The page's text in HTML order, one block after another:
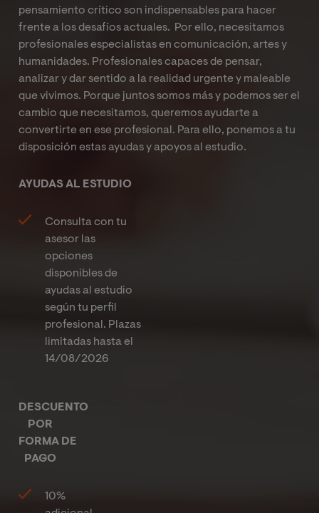
pensamiento crítico son indispensables para hacer
frente a los desafíos actuales. Por ello, necesitamos
profesionales especialistas en comunicación, artes y
humanidades. Profesionales capaces de pensar,
analizar y dar sentido a la realidad urgente y maleable
que vivimos. Porque juntos somos más y podemos ser el
cambio que necesitamos, queremos ayudarte a
convertirte en ese profesional. Para ello, ponemos a tu
disposición estas ayudas y apoyos al estudio.
AYUDAS AL ESTUDIO
Consulta con tu
asesor las
opciones
disponibles de
ayudas al estudio
según tu perfil
profesional. Plazas
limitadas hasta el
14/08/2026
DESCUENTO
POR
FORMA DE
PAGO
10%